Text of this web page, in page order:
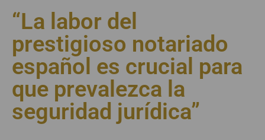
“La labor del
prestigioso notariado
español es crucial para
que prevalezca la
seguridad jurídica”